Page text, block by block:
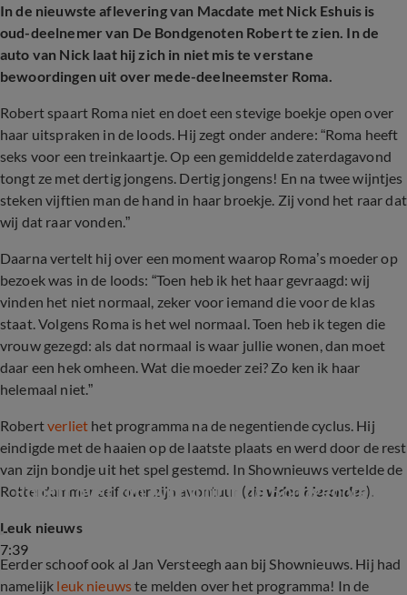
In de nieuwste aflevering van Macdate met Nick Eshuis is
oud-deelnemer van De Bondgenoten Robert te zien. In de
auto van Nick laat hij zich in niet mis te verstane
bewoordingen uit over mede-deelneemster Roma.
Robert spaart Roma niet en doet een stevige boekje open over
haar uitspraken in de loods. Hij zegt onder andere: “Roma heeft
seks voor een treinkaartje. Op een gemiddelde zaterdagavond
tongt ze met dertig jongens. Dertig jongens! En na twee wijntjes
steken vijftien man de hand in haar broekje. Zij vond het raar dat
wij dat raar vonden.”
Daarna vertelt hij over een moment waarop Roma’s moeder op
bezoek was in de loods: “Toen heb ik het haar gevraagd: wij
vinden het niet normaal, zeker voor iemand die voor de klas
staat. Volgens Roma is het wel normaal. Toen heb ik tegen die
vrouw gezegd: als dat normaal is waar jullie wonen, dan moet
daar een hek omheen. Wat die moeder zei? Zo ken ik haar
helemaal niet.”
Robertverliet het programma na de negentiende cyclus. Hij
eindigde met de haaien op de laatste plaats en werd door de rest
van zijn bondje uit het spel gestemd. In Shownieuws vertelde de
Rotterdammer zelf over zijn avontuur (zie video hieronder).
7:39
Robert over zijn avontuur in de Bondgenoten
Leuk nieuws
Eerder schoof ook al Jan Versteegh aan bij Shownieuws. Hij had
namelijk leuk nieuwste melden over het programma! In de